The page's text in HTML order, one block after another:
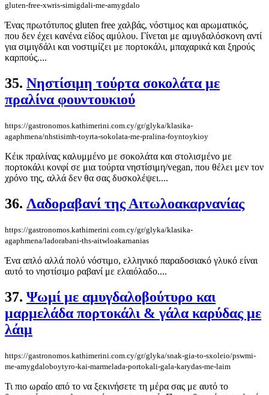
gluten-free-xwris-simigdali-me-amygdalo
Ένας πρωτότυπος gluten free χαλβάς, νόστιμος και αρωματικός,
που δεν έχει κανένα είδος αμύλου. Γίνεται με αμυγδαλόσκονη αντί
για σιμιγδάλι και νοστιμίζει με πορτοκάλι, μπαχαρικά και ξηρούς
καρπούς....
35. Νηστίσιμη τούρτα σοκολάτα με
πραλίνα φουντουκιού
https://gastronomos.kathimerini.com.cy/gr/glyka/klasika-
agaphmena/nhstisimh-toyrta-sokolata-me-pralina-foyntoykioy
Κέικ πραλίνας καλυμμένο με σοκολάτα και στολισμένο με
πορτοκάλι κονφί σε μια τούρτα νηστίσιμη/vegan, που θέλει μεν τον
χρόνο της, αλλά δεν θα σας δυσκολέψει....
36. Λαδοραβανί της Αιτωλοακαρνανίας
https://gastronomos.kathimerini.com.cy/gr/glyka/klasika-
agaphmena/ladorabani-ths-aitwloakarnanias
Ένα απλό αλλά πολύ νόστιμο, ελληνικό παραδοσιακό γλυκό είναι
αυτό το νηστίσιμο ραβανί με ελαιόλαδο....
37. Ψωμί με αμυγδαλοβούτυρο και
μαρμελάδα πορτοκάλι & γάλα καρύδας με
λάιμ
https://gastronomos.kathimerini.com.cy/gr/glyka/snak-gia-to-sxoleio/pswmi-
me-amygdaloboytyro-kai-marmelada-portokali-gala-karydas-me-laim
Τι πιο ωραίο από το να ξεκινήσετε τη μέρα σας με αυτό το